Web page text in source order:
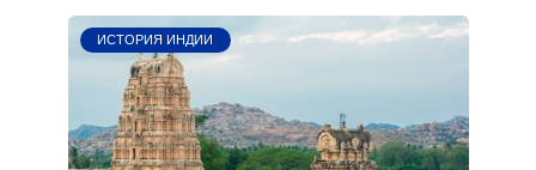
ИСТОРИЯ ИНДИИ